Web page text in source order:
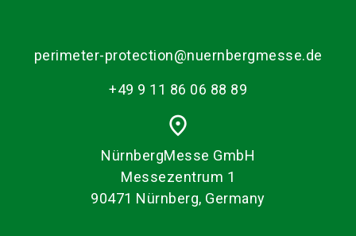
perimeter-protection@nuernbergmesse.de
+49 9 11 86 06 88 89
place
NürnbergMesse GmbH
Messezentrum 1
90471 Nürnberg, Germany